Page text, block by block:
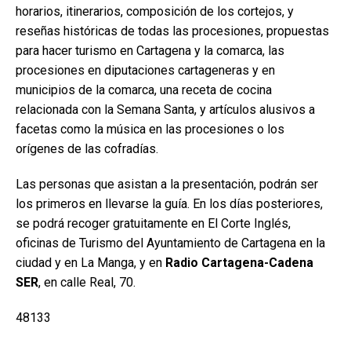
horarios, itinerarios, composición de los cortejos, y
reseñas históricas de todas las procesiones, propuestas
para hacer turismo en Cartagena y la comarca, las
procesiones en diputaciones cartageneras y en
municipios de la comarca, una receta de cocina
relacionada con la Semana Santa, y artículos alusivos a
facetas como la música en las procesiones o los
orígenes de las cofradías.
Las personas que asistan a la presentación, podrán ser
los primeros en llevarse la guía. En los días posteriores,
se podrá recoger gratuitamente en El Corte Inglés,
oficinas de Turismo del Ayuntamiento de Cartagena en la
ciudad y en La Manga, y en Radio Cartagena-Cadena
SER, en calle Real, 70.
48133